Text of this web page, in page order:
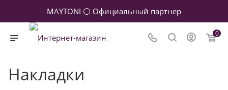
MAYTONI ⚪ Официальный партнер
0
Накладки